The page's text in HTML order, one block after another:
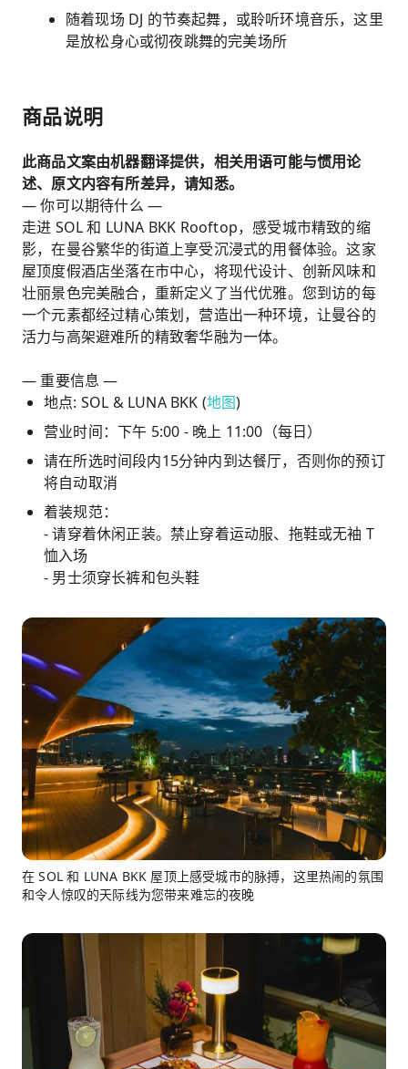
随着现场 DJ 的节奏起舞，或聆听环境音乐，这里
是放松身心或彻夜跳舞的完美场所
商品说明
此商品文案由机器翻译提供，相关用语可能与惯用论
述、原文内容有所差异，请知悉。
— 你可以期待什么 —
走进 SOL 和 LUNA BKK Rooftop，感受城市精致的缩
影，在曼谷繁华的街道上享受沉浸式的用餐体验。这家
屋顶度假酒店坐落在市中心，将现代设计、创新风味和
壮丽景色完美融合，重新定义了当代优雅。您到访的每
一个元素都经过精心策划，营造出一种环境，让曼谷的
活力与高架避难所的精致奢华融为一体。
— 重要信息 —
地点: SOL & LUNA BKK (地图)
营业时间：下午 5:00 - 晚上 11:00（每日）
请在所选时间段内15分钟内到达餐厅，否则你的预订
将自动取消
着装规范：
- 请穿着休闲正装。禁止穿着运动服、拖鞋或无袖 T
恤入场
- 男士须穿长裤和包头鞋
在 SOL 和 LUNA BKK 屋顶上感受城市的脉搏，这里热闹的氛围
和令人惊叹的天际线为您带来难忘的夜晚